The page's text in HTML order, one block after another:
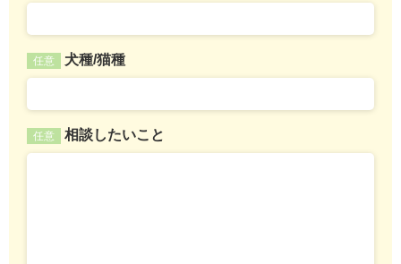
任意 犬種/猫種
任意 相談したいこと